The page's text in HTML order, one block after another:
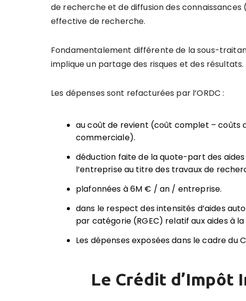
de recherche et de diffusion des connaissances
effective de recherche.
Fondamentalement différente de la sous-
implique un partage des risques et des résultats.
Les dépenses sont refacturées par l’ORDC :
au coût de revient (coût complet – coûts
commerciale).
déduction faite de la quote-part des aides
l’entreprise au titre des travaux de
plafonnées à 6M € / an / entreprise.
dans le respect des intensités d’aides
par catégorie (RGEC) relatif aux aides à la
Les dépenses exposées dans le cadre du
Le Crédit d’Impôt